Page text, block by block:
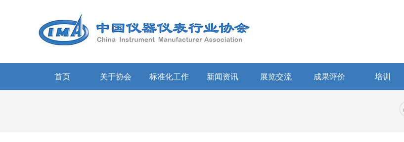
首页 关于协会 标准化工作 新闻资讯 展览交流 成果评价 培训